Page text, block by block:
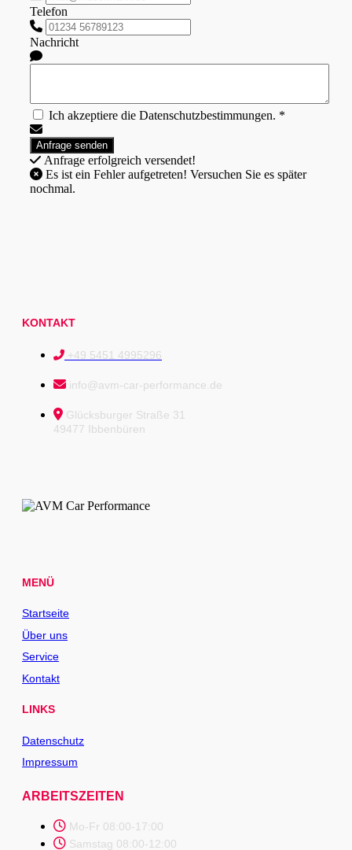
Telefon
Nachricht
Ich akzeptiere die Datenschutzbestimmungen. *
Anfrage erfolgreich versendet!
nochmal.
KONTAKT
+49 5451 4995296
info@avm-car-performance.de
Glücksburger Straße 31
49477 Ibbenbüren
MENÜ
Startseite
Über uns
Service
Kontakt
LINKS
Datenschutz
Impressum
ARBEITSZEITEN
Mo-Fr 08:00-17:00
Samstag 08:00-12:00